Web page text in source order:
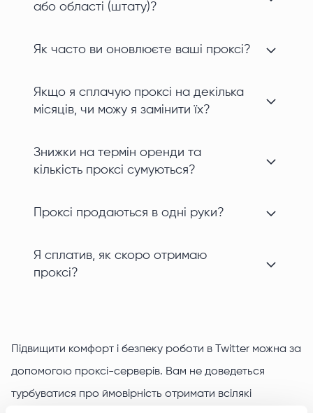
або області (штату)?
Як часто ви оновлюєте ваші проксі?
Якщо я сплачую проксі на декілька
місяців, чи можу я замінити їх?
Знижки на термін оренди та
кількість проксі сумуються?
Проксі продаються в одні руки?
Я сплатив, як скоро отримаю
проксі?
Підвищити комфорт і безпеку роботи в Twitter можна за
допомогою проксі-серверів. Вам не доведеться
турбуватися про ймовірність отримати всілякі